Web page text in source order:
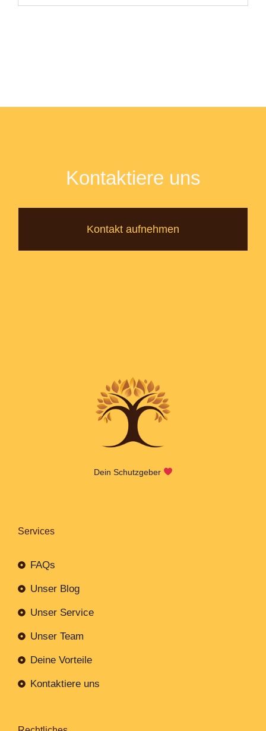
Kontaktiere uns
Kontakt aufnehmen
Dein Schutzgeber
Services
FAQs
Unser Blog
Unser Service
Unser Team
Deine Vorteile
Kontaktiere uns